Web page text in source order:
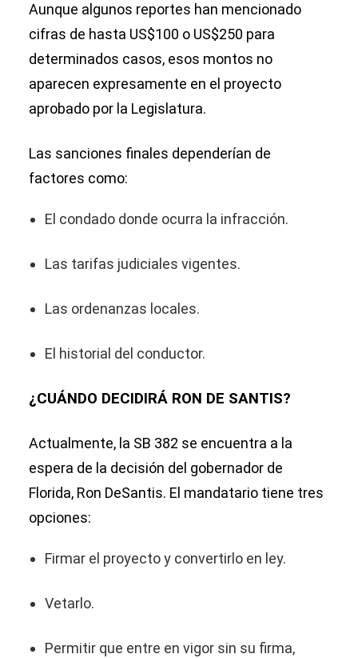
Aunque algunos reportes han mencionado
cifras de hasta US$100 o US$250 para
determinados casos, esos montos no
aparecen expresamente en el proyecto
aprobado por la Legislatura.
Las sanciones finales dependerían de
factores como:
El condado donde ocurra la infracción.
Las tarifas judiciales vigentes.
Las ordenanzas locales.
El historial del conductor.
¿CUÁNDO DECIDIRÁ RON DE SANTIS?
Actualmente, la SB 382 se encuentra a la
espera de la decisión del gobernador de
Florida, Ron DeSantis. El mandatario tiene tres
opciones:
Firmar el proyecto y convertirlo en ley.
Vetarlo.
Permitir que entre en vigor sin su firma,